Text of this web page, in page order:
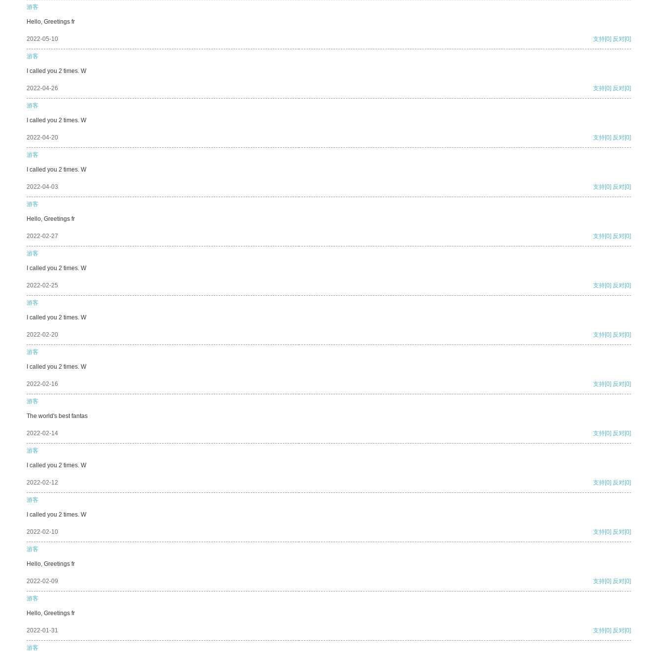
游客
Hello, Greetings fr
2022-05-10 支持[0] 反对[0]
游客
I called you 2 times. W
2022-04-26 支持[0] 反对[0]
游客
I called you 2 times. W
2022-04-20 支持[0] 反对[0]
游客
I called you 2 times. W
2022-04-03 支持[0] 反对[0]
游客
Hello, Greetings fr
2022-02-27 支持[0] 反对[0]
游客
I called you 2 times. W
2022-02-25 支持[0] 反对[0]
游客
I called you 2 times. W
2022-02-20 支持[0] 反对[0]
游客
I called you 2 times. W
2022-02-16 支持[0] 反对[0]
游客
The world's best fantas
2022-02-14 支持[0] 反对[0]
游客
I called you 2 times. W
2022-02-12 支持[0] 反对[0]
游客
I called you 2 times. W
2022-02-10 支持[0] 反对[0]
游客
Hello, Greetings fr
2022-02-09 支持[0] 反对[0]
游客
Hello, Greetings fr
2022-01-31 支持[0] 反对[0]
游客